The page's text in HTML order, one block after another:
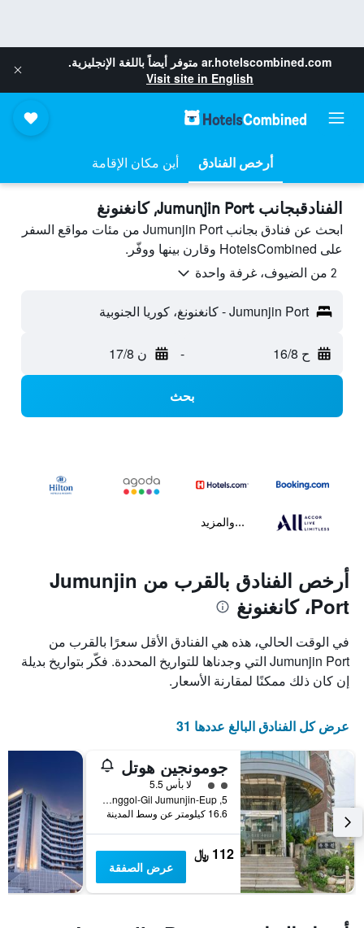
ar.hotelscombined.com متوفر أيضاً باللغة الإنجليزية.
Visit site in English
أرخص الفنادق أين مكان الإقامة
الفنادقبجانب Jumunjin Port, كانغنونغ
ابحث عن فنادق بجانب Jumunjin Port من مئات مواقع السفر
على HotelsCombined وقارن بينها ووفّر.
2 من الضيوف، غرفة واحدة
Jumunjin Port - كانغنونغ، كوريا الجنوبية
ح 16/8 - ن 17/8
بحث
...والمزيد
أرخص الفنادق بالقرب من Jumunjin
Port، كانغنونغ
في الوقت الحالي، هذه هي الفنادق الأقل سعرًا بالقرب من
Jumunjin Port التي وجدناها للتواريخ المحددة. فكّر بتواريخ بديلة
إن كان ذلك ممكنًا لمقارنة الأسعار.
عرض كل الفنادق البالغ عددها 31
جومونجين هوتل
تقييم فئة 2لا بأس 5.5
5, Buldanggol-Gil Jumunjin-Eup, كانغنونغ, كوريا الجنوبية
16.6 كيلومتر عن وسط المدينة
112 ﷼
عرض الصفقة